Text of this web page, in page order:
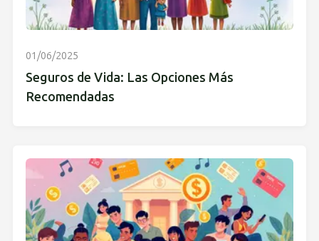
01/06/2025
Seguros de Vida: Las Opciones Más
Recomendadas